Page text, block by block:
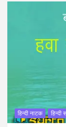
हिन्‍दी नाटक हिन्दी